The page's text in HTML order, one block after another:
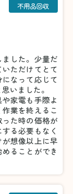
不用品回収
した。少量だ
ただけてとて
なって応じて
いました。
家電も手際よ
業を終えるこ
た時の価格が
る必要もなく
想像以上に早
ることができ